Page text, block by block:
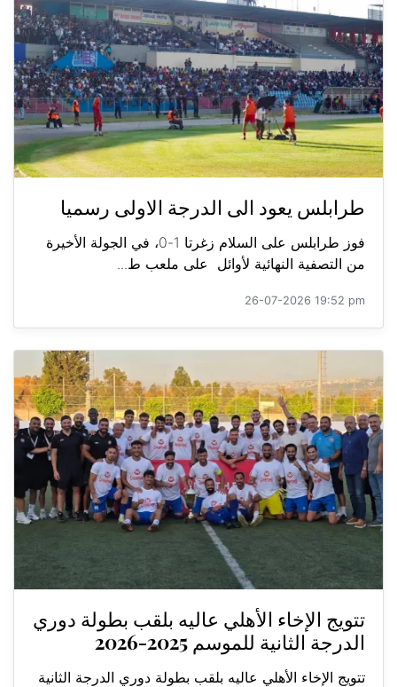
طرابلس يعود الى الدرجة الاولى رسميا
فوز طرابلس على السلام زغرتا 1-0، في الجولة الأخيرة
من التصفية النهائية لأوائل على ملعب ط...
26-07-2026 19:52 pm
تتويج الإخاء الأهلي عاليه بلقب بطولة دوري
الدرجة الثانية للموسم 2025-2026
تتويج الإخاء الأهلي عاليه بلقب بطولة دوري الدرجة الثانية